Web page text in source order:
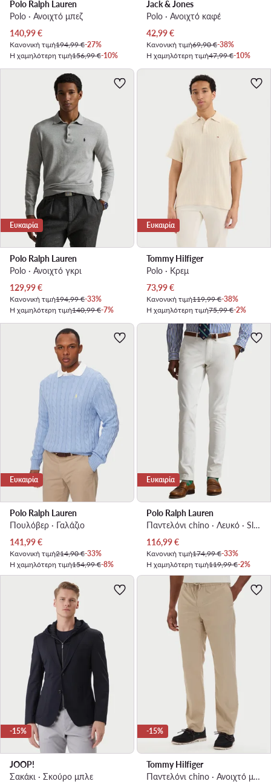
Polo Ralph Lauren
Polo · Ανοιχτό μπεζ
Τρέχουσα τιμή
140,99€
Κανονική τιμή194,99 €-27%
Η χαμηλότερη τιμή156,99 €-10%
Jack & Jones
Polo · Ανοιχτό καφέ
Τρέχουσα τιμή
42,99€
Κανονική τιμή69,90 €-38%
Η χαμηλότερη τιμή47,99 €-10%
Ευκαιρία
Polo Ralph Lauren
Polo · Ανοιχτό γκρι
Τρέχουσα τιμή
129,99€
Κανονική τιμή194,99 €-33%
Η χαμηλότερη τιμή140,99 €-7%
Ευκαιρία
Tommy Hilfiger
Polo · Κρεμ
Τρέχουσα τιμή
73,99€
Κανονική τιμή119,99 €-38%
Η χαμηλότερη τιμή75,99 €-2%
Ευκαιρία
Polo Ralph Lauren
Πουλόβερ · Γαλάζιο
Τρέχουσα τιμή
141,99€
Κανονική τιμή214,90 €-33%
Η χαμηλότερη τιμή154,99 €-8%
Ευκαιρία
Polo Ralph Lauren
Παντελόνι chino · Λευκό · Slim Fit
Τρέχουσα τιμή
116,99€
Κανονική τιμή174,99 €-33%
Η χαμηλότερη τιμή119,99 €-2%
-15%
JOOP!
Σακάκι · Σκούρο μπλε
-15%
Tommy Hilfiger
Παντελόνι chino · Ανοιχτό μπεζ · Slim Fit